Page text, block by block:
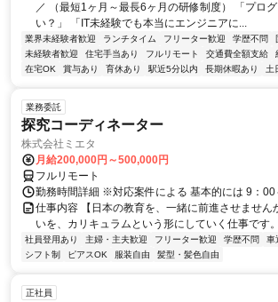
／ （最短1ヶ月～最長6ヶ月の研修制度） 「プロ
い？」 「IT未経験でも本当にエンジニアに...
業界未経験者歓迎 ランチタイム フリーター歓迎 学歴不問
未経験者歓迎
住宅手当あり フルリモート 交通費全額支給
在宅OK
賞与あり 育休あり 駅近5分以内 長期休暇あり 土
業務委託
探究コーディネーター
株式会社ミエタ
月給200,000円～500,000円
フルリモート
勤務時間詳細 ※対応案件による 基本的には 9：
仕事内容 【日本の教育を、一緒に前進させませ
いを、カリキュラムという形にしていく仕事です
社員登用あり 主婦・主夫歓迎 フリーター歓迎 学歴不問 車
シフト制
ピアスOK 服装自由 髪型・髪色自由
正社員